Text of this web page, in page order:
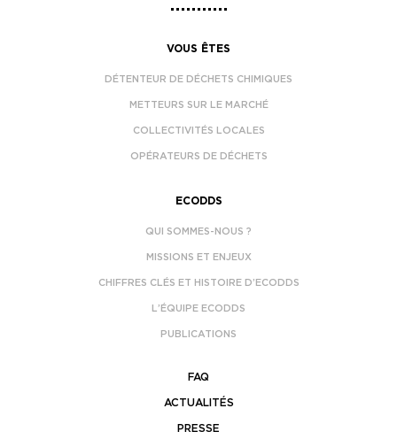
VOUS ÊTES
DÉTENTEUR DE DÉCHETS CHIMIQUES
METTEURS SUR LE MARCHÉ
COLLECTIVITÉS LOCALES
OPÉRATEURS DE DÉCHETS
ECODDS
QUI SOMMES-NOUS ?
MISSIONS ET ENJEUX
CHIFFRES CLÉS ET HISTOIRE D’ECODDS
L’ÉQUIPE ECODDS
PUBLICATIONS
FAQ
ACTUALITÉS
PRESSE